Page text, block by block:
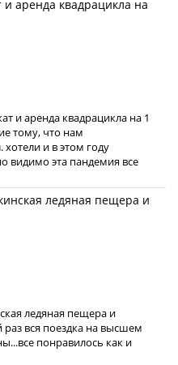
и аренда квадрацикла на 1
тому, что нам
хотели и в этом году
видимо эта пандемия все
ледяная пещера и
вся поездка на высшем
понравилось как и